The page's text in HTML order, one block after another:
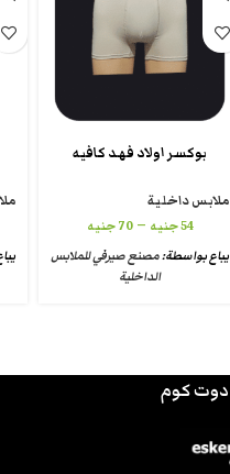
بوكسر اولاد فهد كافيه
ملابس داخلية
54جنيه –
70 جنيه
يباع بواسطة:مصنع صيرفي للملابس
الداخلية
كوم